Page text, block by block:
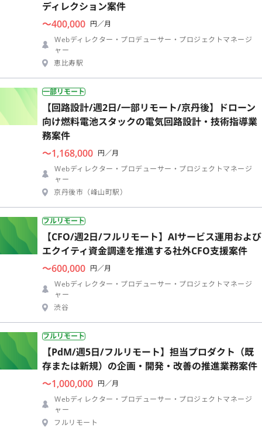
ディレクション案件
〜400,000 円／月
Webディレクター・プロデューサー・プロジェクトマネージ
ャー
恵比寿駅
一部リモート
【回路設計/週2日/一部リモート/京丹後】ドローン
向け燃料電池スタックの電気回路設計・技術指導業
務案件
〜1,168,000 円／月
Webディレクター・プロデューサー・プロジェクトマネージ
ャー
京丹後市（峰山町駅）
フルリモート
【CFO/週2日/フルリモート】AIサービス運用および
エクイティ資金調達を推進する社外CFO支援案件
〜600,000 円／月
Webディレクター・プロデューサー・プロジェクトマネージ
ャー
渋谷
フルリモート
【PdM/週5日/フルリモート】担当プロダクト（既
存または新規）の企画・開発・改善の推進業務案件
〜1,000,000 円／月
Webディレクター・プロデューサー・プロジェクトマネージ
ャー
フルリモート